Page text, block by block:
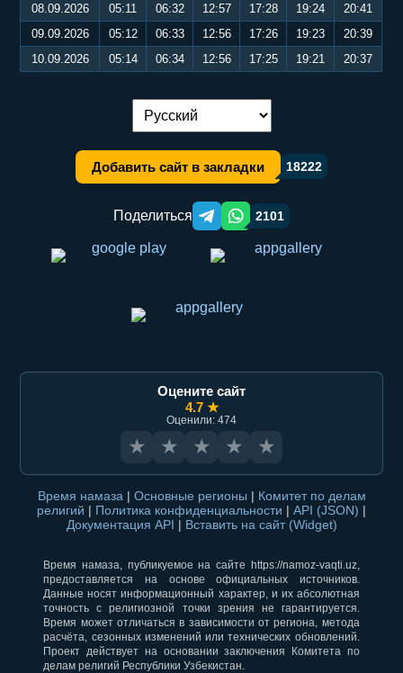
08.09.2026
05:11 06:32 12:57 17:28 19:24
20:41
09.09.2026
05:12 06:33 12:56 17:26 19:23
20:39
10.09.2026
05:14 06:34 12:56 17:25 19:21 20:37
Переключение языка:
Добавить сайт в закладки 18222
Поделиться Telegram orqali ulashish
WhatsApp orqali ulashish
2101
Оцените сайт
4.7 ★
Оценили: 474
★ ★ ★ ★ ★
Время намаза | Основные регионы | Комитет по делам
религий | Политика конфиденциальности | API (JSON) |
Документация API | Вставить на сайт (Widget)
Время намаза, публикуемое на сайте https://namoz-vaqti.uz,
предоставляется на основе официальных источников.
Данные носят информационный характер, и их абсолютная
точность с религиозной точки зрения не гарантируется.
Время может отличаться в зависимости от региона, метода
расчёта, сезонных изменений или технических обновлений.
Проект действует на основании заключения Комитета по
делам религий Республики Узбекистан.